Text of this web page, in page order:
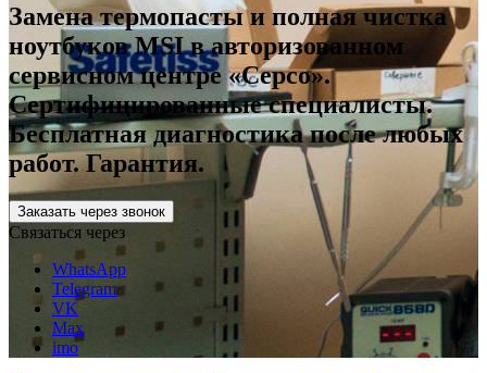
Замена термопасты и полная чистка
ноутбуков MSI в авторизованном
сервисном центре «Серсо».
Сертифицированные специалисты.
Бесплатная диагностика после любых
работ. Гарантия.
Заказать через звонок
Связаться через
WhatsApp
Telegram
VK
Max
imo